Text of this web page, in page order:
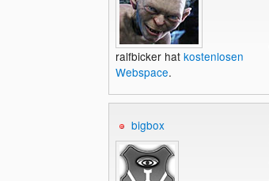
ralfbicker hat kostenlosen
Webspace.
bigbox